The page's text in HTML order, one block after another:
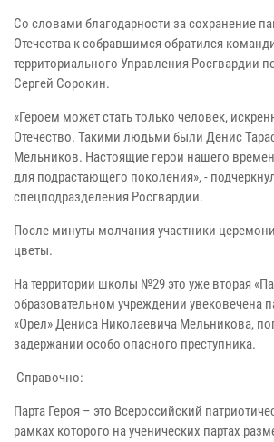
Со словами благодарности за сохранение
Отечества к собравшимся обратился
территориального Управления Росгвардии
Сергей Сорокин.
«Героем может стать только человек,
Отечество. Такими людьми были Денис
Мельников. Настоящие герои нашего
для подрастающего поколения», -
спецподразделения Росгвардии.
После минуты молчания участники
цветы.
На территории школы №29 это уже вторая
образовательном учреждении увековечена
«Орел» Дениса Николаевича Мельникова,
задержании особо опасного преступника.
Справочно:
Парта Героя – это Всероссийский
рамках которого на ученических партах